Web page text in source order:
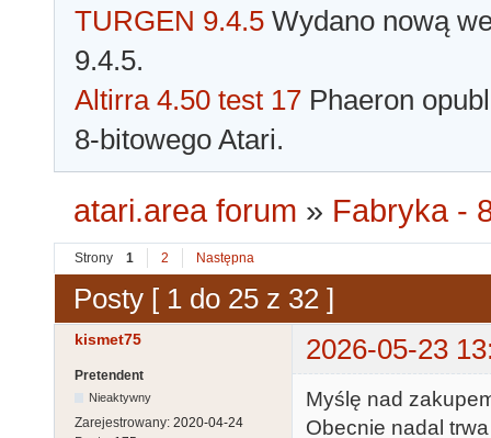
TURGEN 9.4.5 Wydano nową
9.4.5.
Altirra 4.50 test 17 Phaeron
8-bitowego Atari.
atari.area forum » Fabryka -
Strony 1 2 Następna
Posty [ 1 do 25 z 32 ]
kismet75 2026-05-23
Pretendent
Nieaktywny
Zarejestrowany: 2020-04-24
Myślę nad
Obecnie nadal